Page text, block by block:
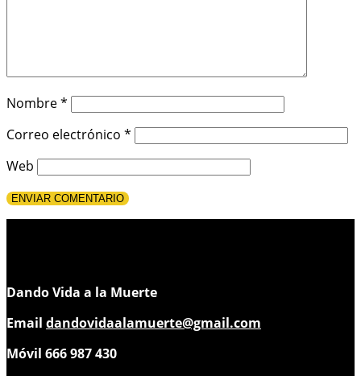
Nombre*
Correo electrónico *
Web
Dando Vida a la Muerte
Email dandovidaalamuerte@gmail.com
Móvil 666 987 430